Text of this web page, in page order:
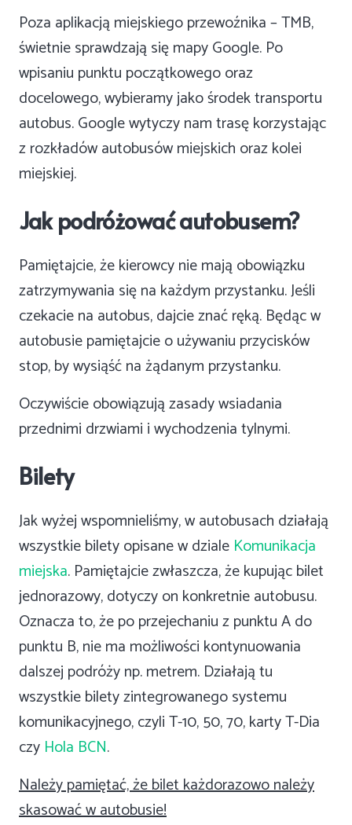
Poza aplikacją miejskiego przewoźnika – TMB,
świetnie sprawdzają się mapy Google. Po
wpisaniu punktu początkowego oraz
docelowego, wybieramy jako środek transportu
autobus. Google wytyczy nam trasę korzystając
z rozkładów autobusów miejskich oraz kolei
miejskiej.
Jak podróżować autobusem?
Pamiętajcie, że kierowcy nie mają obowiązku
zatrzymywania się na każdym przystanku. Jeśli
czekacie na autobus, dajcie znać ręką. Będąc w
autobusie pamiętajcie o używaniu przycisków
stop, by wysiąść na żądanym przystanku.
Oczywiście obowiązują zasady wsiadania
przednimi drzwiami i wychodzenia tylnymi.
Bilety
Jak wyżej wspomnieliśmy, w autobusach działają
wszystkie bilety opisane w dziale Komunikacja
miejska. Pamiętajcie zwłaszcza, że kupując bilet
jednorazowy, dotyczy on konkretnie autobusu.
Oznacza to, że po przejechaniu z punktu A do
punktu B, nie ma możliwości kontynuowania
dalszej podróży np. metrem. Działają tu
wszystkie bilety zintegrowanego systemu
komunikacyjnego, czyli T-10, 50, 70, karty T-Dia
czy Hola BCN.
Należy pamiętać, że bilet każdorazowo należy
skasować w autobusie!